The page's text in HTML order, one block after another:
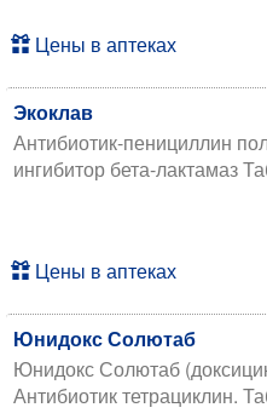
Цены в аптеках
Экоклав
Антибиотик-пенициллин
ингибитор бета-лактамаз
Цены в аптеках
Юнидокс Солютаб
Юнидокс Солютаб
Антибиотик тетрациклин.